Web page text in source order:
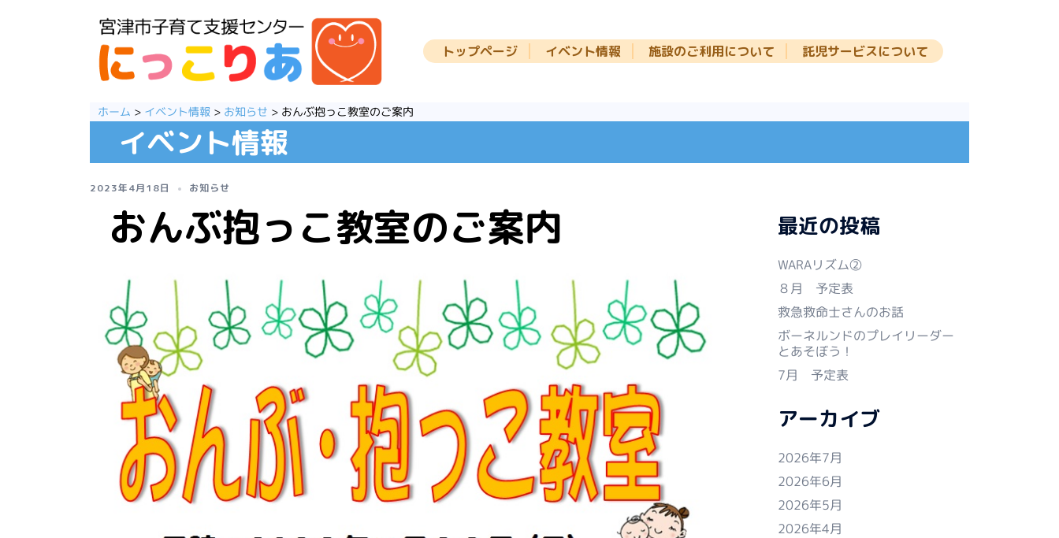
トップページ イベント情報 施設のご利用について 託児サービスについて
ホーム > イベント情報 > お知らせ > おんぶ抱っこ教室のご案内
イベント情報
2023年4月18日 お知らせ
おんぶ抱っこ教室のご案内 最近の投稿
WARAリズム②
８月 予定表
救急救命士さんのお話
ボーネルンドのプレイリーダー
とあそぼう！
7月 予定表
アーカイブ
2026年7月
2026年6月
2026年5月
2026年4月